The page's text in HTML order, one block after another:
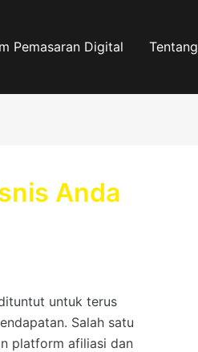
Pemasaran Digital Tentang
Anda
untuk terus
Salah satu
platform afiliasi dan